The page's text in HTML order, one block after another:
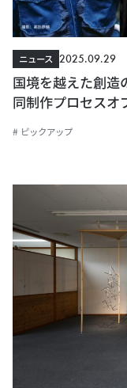
ニュース
2025.09.29
国境を越えた創造
同制作プロセスオ
# ピックアップ